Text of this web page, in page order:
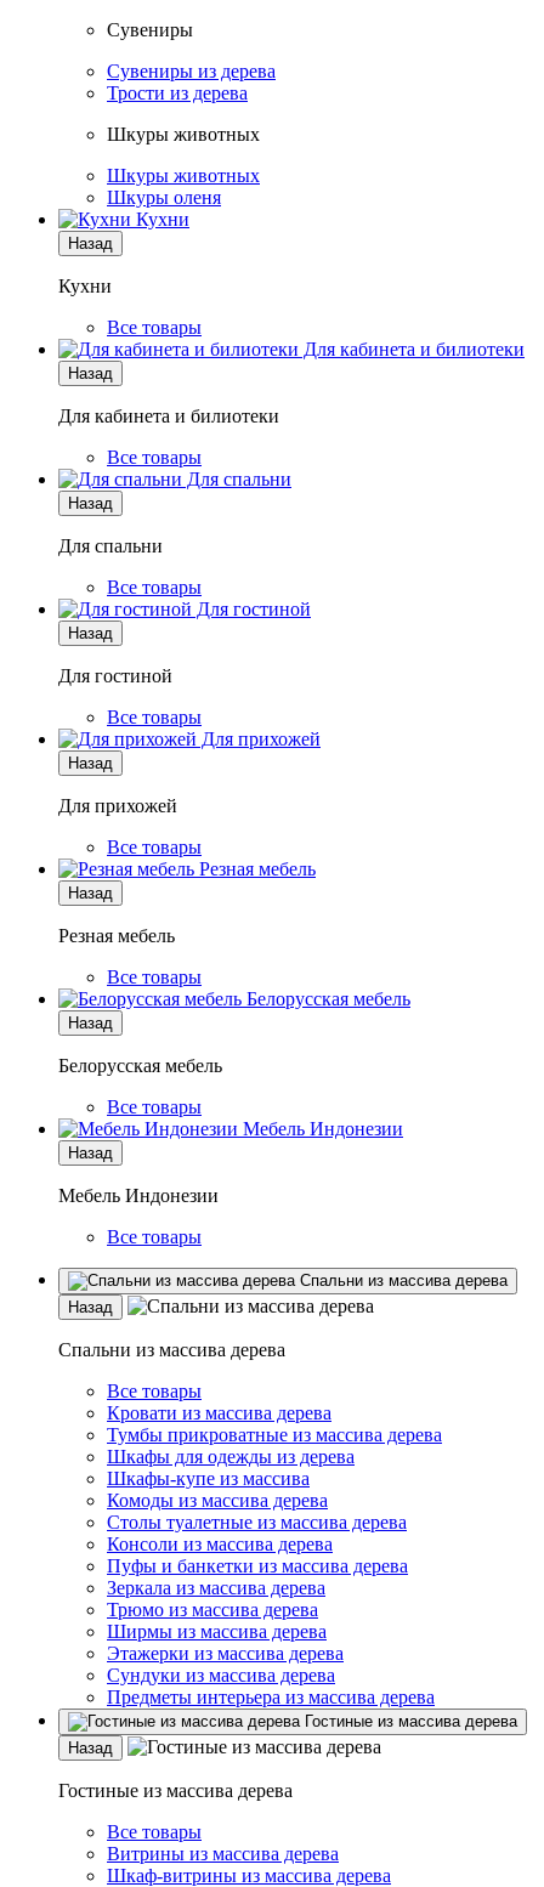
Сувениры
Сувениры из дерева
Трости из дерева
Шкуры животных
Шкуры животных
Шкуры оленя
Кухни
Назад
Кухни
Все товары
Для кабинета и билиотеки
Назад
Для кабинета и билиотеки
Все товары
Для спальни
Назад
Для спальни
Все товары
Для гостиной
Назад
Для гостиной
Все товары
Для прихожей
Назад
Для прихожей
Все товары
Резная мебель
Назад
Резная мебель
Все товары
Белорусская мебель
Назад
Белорусская мебель
Все товары
Мебель Индонезии
Назад
Мебель Индонезии
Все товары
Спальни из массива дерева
Назад
Спальни из массива дерева
Все товары
Кровати из массива дерева
Тумбы прикроватные из массива дерева
Шкафы для одежды из дерева
Шкафы-купе из массива
Комоды из массива дерева
Столы туалетные из массива дерева
Консоли из массива дерева
Пуфы и банкетки из массива дерева
Зеркала из массива дерева
Трюмо из массива дерева
Ширмы из массива дерева
Этажерки из массива дерева
Сундуки из массива дерева
Предметы интерьера из массива дерева
Гостиные из массива дерева
Назад
Гостиные из массива дерева
Все товары
Витрины из массива дерева
Шкаф-витрины из массива дерева